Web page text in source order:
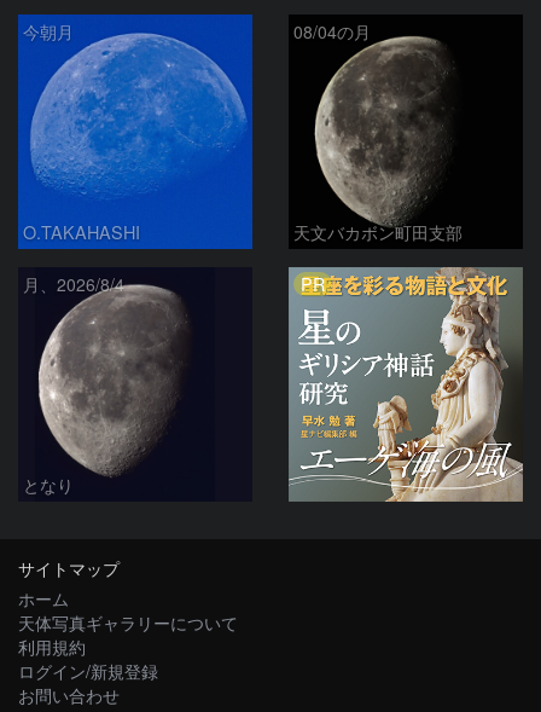
今朝月
O.TAKAHASHI
08/04の月
天文バカボン町田支部
月、2026/8/4
となり
PR
サイトマップ
ホーム
天体写真ギャラリーについて
利用規約
ログイン/新規登録
お問い合わせ